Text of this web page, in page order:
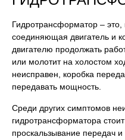
Гидротрансформатор – это,
соединяющая двигатель и
двигателю продолжать
или молотит на холостом
неисправен, коробка
передавать мощность.
Среди других симптомов
гидротрансформатора
проскальзывание передач